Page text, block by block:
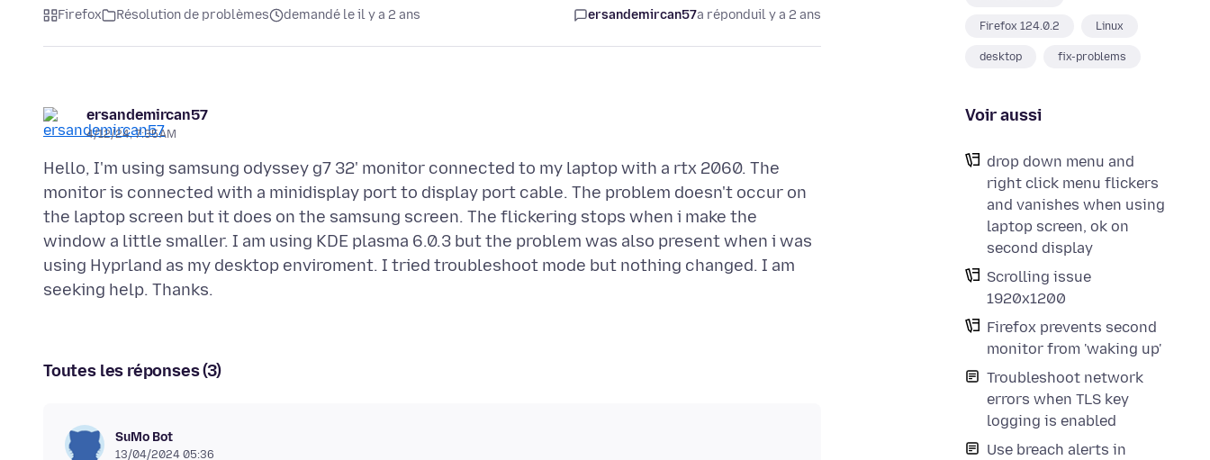
Firefox 124.0.2 Linux
desktop fix-problems
Voir aussi
drop down menu and
right click menu flickers
and vanishes when using
laptop screen, ok on
second display
Scrolling issue
1920x1200
Firefox prevents second
monitor from 'waking up'
Troubleshoot network
errors when TLS key
logging is enabled
Use breach alerts in
Firefox Résolution de problèmes demandé le il y a 2 ans ersandemircan57a réponduil y a 2 ans
ersandemircan57
4/12/24, 7:35 AM
Hello, I'm using samsung odyssey g7 32' monitor connected to my laptop with a rtx 2060. The
monitor is connected with a minidisplay port to display port cable. The problem doesn't occur on
the laptop screen but it does on the samsung screen. The flickering stops when i make the
window a little smaller. I am using KDE plasma 6.0.3 but the problem was also present when i was
using Hyprland as my desktop enviroment. I tried troubleshoot mode but nothing changed. I am
Toutes les réponses (3)
SuMo Bot
13/04/2024 05:36